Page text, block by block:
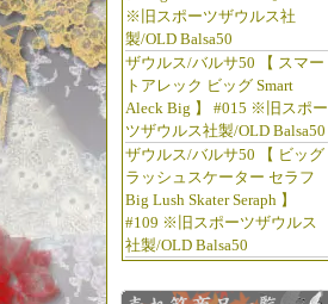
※旧スポーツザウルス社
製/OLD Balsa50
ザウルス/バルサ50 【 スマー
トアレック ビッグ Smart
Aleck Big 】 #015 ※旧スポー
ツザウルス社製/OLD Balsa50
ザウルス/バルサ50 【 ビッグ
ラッシュスケーター セラフ
Big Lush Skater Seraph 】
#109 ※旧スポーツザウルス
社製/OLD Balsa50